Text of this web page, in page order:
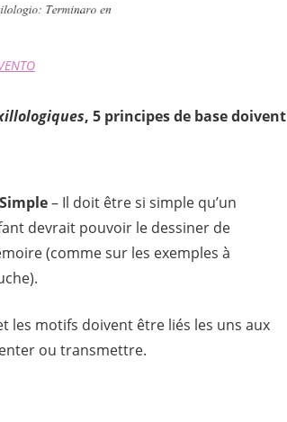
, 5 principes de base doivent
Simple– Il doit être si simple qu’un
devrait pouvoir le dessiner de
(comme sur les exemples à
les motifs doivent être liés les uns aux
ou transmettre.